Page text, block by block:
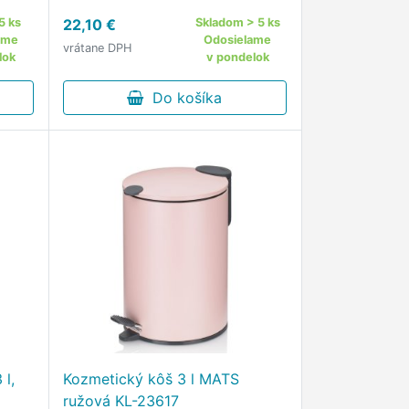
ks
farebným povrchom
Kozmetický pedálový kôš KELA
Monaco 3 lv zelenej farbe je
praktickým doplnkom …
22,10 €
vrátane DPH
Skladom > 5 ks
Odosielame
v pondelok
Do košíka
l,
Kozmetický kôš 3 l MATS
ružová KL-23617